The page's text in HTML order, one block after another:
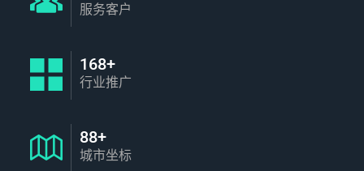
服务客户
168+
行业推广
88+
城市坐标